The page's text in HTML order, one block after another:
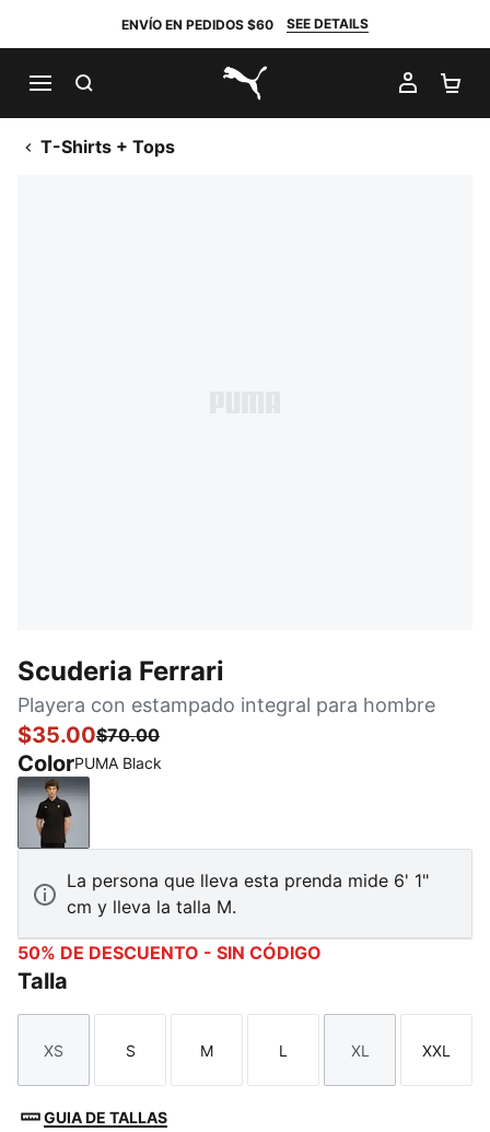
ENVÍO EN PEDIDOS $60 SEE DETAILS
PUMA.com
MI
T-Shirts + Tops
Scuderia Ferrari
Playera con estampado integral para hombre
$35.00$70.00
ColorPUMA Black
PUMA Black
La persona que lleva esta prenda mide 6' 1"
cm y lleva la talla M.
50% DE DESCUENTO - SIN CÓDIGO
Talla
Talla
XS
Talla
S
Talla
M
Talla
L
Talla
XL
Talla
XXL
GUIA DE TALLAS